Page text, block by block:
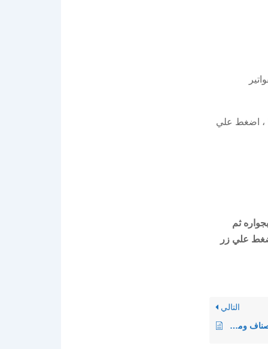
، اضغط علي
ثم
علي زر
التالي
اضافة وتعريف الاصناف ومراجعتها